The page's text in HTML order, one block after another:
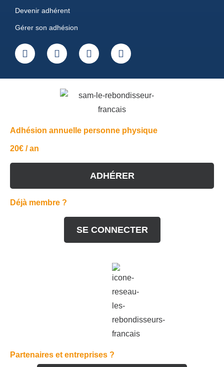
Devenir adhérent
Gérer son adhésion
Adhésion annuelle personne physique
20€ / an
ADHÉRER
Déjà membre ?
SE CONNECTER
Partenaires et entreprises ?